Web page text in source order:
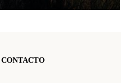
CONTACTO